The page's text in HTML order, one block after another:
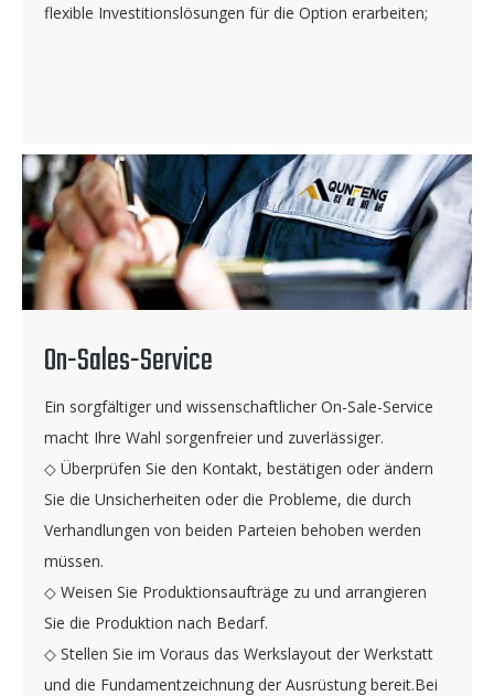
flexible Investitionslösungen für die Option erarbeiten;
On-Sales-Service
Ein sorgfältiger und wissenschaftlicher On-Sale-Service
macht Ihre Wahl sorgenfreier und zuverlässiger.
◇ Überprüfen Sie den Kontakt, bestätigen oder ändern
Sie die Unsicherheiten oder die Probleme, die durch
Verhandlungen von beiden Parteien behoben werden
müssen.
◇ Weisen Sie Produktionsaufträge zu und arrangieren
Sie die Produktion nach Bedarf.
◇ Stellen Sie im Voraus das Werkslayout der Werkstatt
und die Fundamentzeichnung der Ausrüstung bereit.Bei